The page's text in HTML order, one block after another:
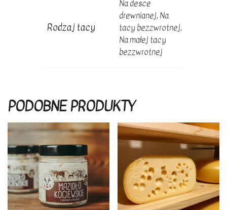
Rodzaj tacy
Na desce
drewnianej, Na
tacy bezzwrotnej,
Na małej tacy
bezzwrotnej
PODOBNE PRODUKTY